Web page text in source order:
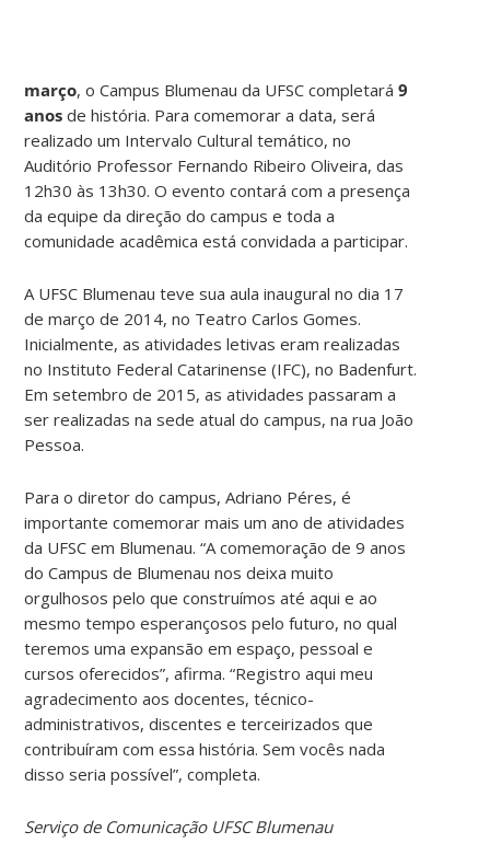
março, o Campus Blumenau da UFSC completará9
anos de história. Para comemorar a data, será
realizado um Intervalo Cultural temático, no
Auditório Professor Fernando Ribeiro Oliveira, das
12h30 às 13h30. O evento contará com a presença
da equipe da direção do campus e toda a
comunidade acadêmica está convidada a participar.
A UFSC Blumenau teve sua aula inaugural no dia 17
de março de 2014, no Teatro Carlos Gomes.
Inicialmente, as atividades letivas eram realizadas
no Instituto Federal Catarinense (IFC), no Badenfurt.
Em setembro de 2015, as atividades passaram a
ser realizadas na sede atual do campus, na rua João
Pessoa.
Para o diretor do campus, Adriano Péres, é
importante comemorar mais um ano de atividades
da UFSC em Blumenau. “A comemoração de 9 anos
do Campus de Blumenau nos deixa muito
orgulhosos pelo que construímos até aqui e ao
mesmo tempo esperançosos pelo futuro, no qual
teremos uma expansão em espaço, pessoal e
cursos oferecidos”, afirma. “Registro aqui meu
agradecimento aos docentes, técnico-
administrativos, discentes e terceirizados que
contribuíram com essa história. Sem vocês nada
disso seria possível”, completa.
Serviço de Comunicação UFSC Blumenau